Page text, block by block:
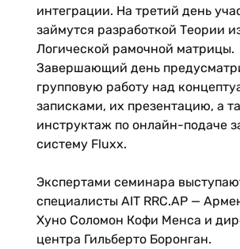
интеграции. На третий день
займутся разработкой Теории
Логической рамочной матрицы.
Завершающий день
групповую работу над
записками, их презентацию, а
инструктаж по онлайн-подаче
систему Fluxx.
Экспертами семинара
специалисты AIT RRC.AP —
Хуно Соломон Кофи Менса и
центра Гильберто Боронган.